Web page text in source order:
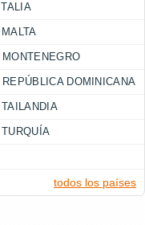
ITALIA
MALTA
MONTENEGRO
REPÚBLICA DOMINICANA
TAILANDIA
TURQUÍA
todos los países